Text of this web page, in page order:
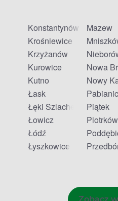
Konstantynów Łódzki
Krośniewice
Krzyżanów
Kurowice
Kutno
Łask
Łęki Szlacheckie
Łowicz
Łódź
Łyszkowice
Mazew
Nowa
Nowy
Piątek